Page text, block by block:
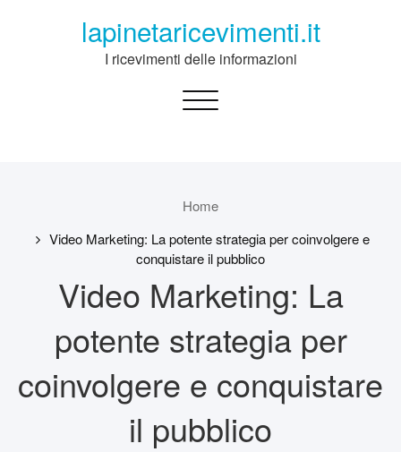
lapinetaricevimenti.it
I ricevimenti delle informazioni
Toggle
Home
Video Marketing: La potente strategia per coinvolgere e
conquistare il pubblico
Video Marketing: La
potente strategia per
coinvolgere e conquistare
il pubblico